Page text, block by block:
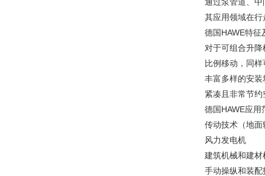
其应用领域在
德国HAWE特征
对于可组合升
比例移动，同
丰富多样的安装
紧凑且非常节
德国HAWE应用
传动技术（地
风力发电机
建筑机械和建材
手动操纵和装